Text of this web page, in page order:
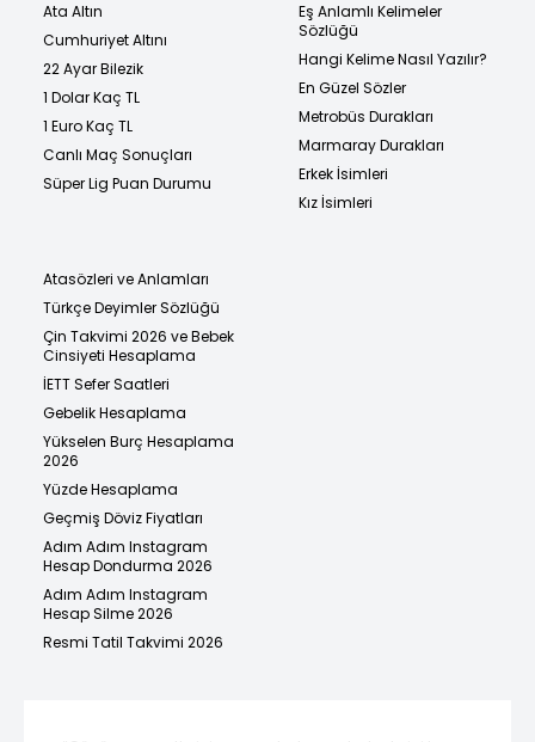
Ata Altın
Cumhuriyet Altını
22 Ayar Bilezik
1 Dolar Kaç TL
1 Euro Kaç TL
Canlı Maç Sonuçları
Süper Lig Puan Durumu
Eş Anlamlı Kelimeler
Sözlüğü
Hangi Kelime Nasıl Yazılır?
En Güzel Sözler
Metrobüs Durakları
Marmaray Durakları
Erkek İsimleri
Kız İsimleri
Atasözleri ve Anlamları
Türkçe Deyimler Sözlüğü
Çin Takvimi 2026 ve Bebek
Cinsiyeti Hesaplama
İETT Sefer Saatleri
Gebelik Hesaplama
Yükselen Burç Hesaplama
2026
Yüzde Hesaplama
Geçmiş Döviz Fiyatları
Adım Adım Instagram
Hesap Dondurma 2026
Adım Adım Instagram
Hesap Silme 2026
Resmi Tatil Takvimi 2026